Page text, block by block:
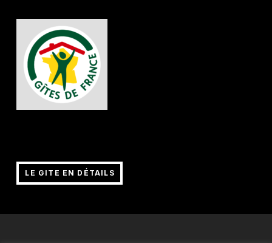
LE GITE EN DÉTAILS
LE GITE EN DÉTAILS